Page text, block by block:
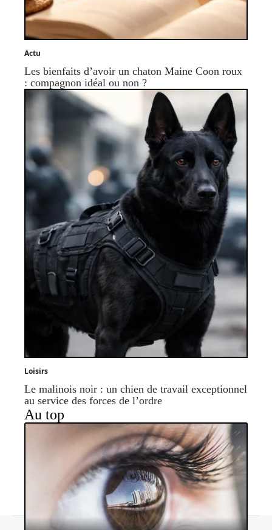
Actu
Les bienfaits d’avoir un chaton Maine Coon roux
: compagnon idéal ou non ?
Loisirs
Le malinois noir : un chien de travail exceptionnel
au service des forces de l’ordre
Au top